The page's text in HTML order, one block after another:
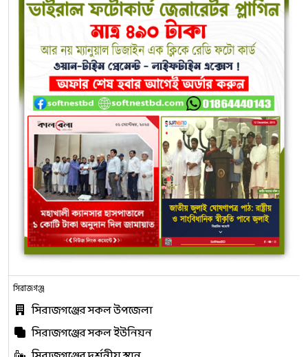
সিরাজগঞ্জ
সিরাজগঞ্জের সকল উপজেলা
সিরাজগঞ্জের সকল ইউনিয়ন